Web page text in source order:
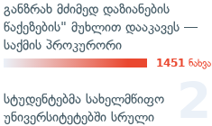
განზრახ მძიმედ დაზიანების
წაქეზების" მუხლით დააკავეს —
საქმის პროკურორი
1451 ნახვა
სტუდენტებმა სახელმწიფო
უნივერსიტეტებში სრული